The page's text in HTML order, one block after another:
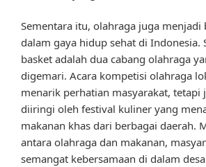
Sementara itu, olahraga juga menjadi
dalam gaya hidup sehat di Indonesia.
basket adalah dua cabang olahraga
digemari. Acara kompetisi olahraga
menarik perhatian masyarakat, tetapi
diiringi oleh festival kuliner yang
makanan khas dari berbagai daerah.
antara olahraga dan makanan,
semangat kebersamaan di dalam